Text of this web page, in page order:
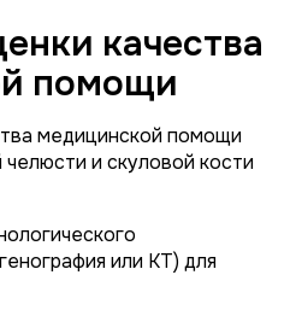
качества
помощи
медицинской помощи
и скуловой кости
или КТ) для